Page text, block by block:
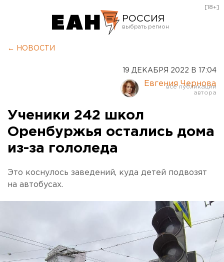
РОССИЯ
Курган
Оренбург
[18+]
← НОВОСТИ
19 ДЕКАБРЯ 2022 В 17:04
Евгения Чернова
Ученики 242 школ
Оренбуржья остались дома
из-за гололеда
Это коснулось заведений, куда детей подвозят
на автобусах.